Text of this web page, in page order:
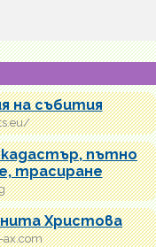
на събития
пътно
трасиране
Христова